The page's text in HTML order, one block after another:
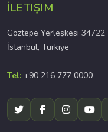
İLETIŞIM
Göztepe Yerleşkesi 34722
İstanbul, Türkiye
Tel: +90 216 777 0000